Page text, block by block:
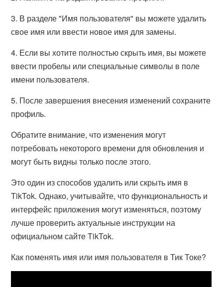
3. В разделе "Имя пользователя" вы можете удалить
свое имя или ввести новое имя для замены.
4. Если вы хотите полностью скрыть имя, вы можете
ввести пробелы или специальные символы в поле
имени пользователя.
5. После завершения внесения изменений сохраните
профиль.
Обратите внимание, что изменения могут
потребовать некоторого времени для обновления и
могут быть видны только после этого.
Это один из способов удалить или скрыть имя в
TikTok. Однако, учитывайте, что функциональность и
интерфейс приложения могут изменяться, поэтому
лучше проверить актуальные инструкции на
официальном сайте TikTok.
Как поменять имя или имя пользователя в Тик Токе?